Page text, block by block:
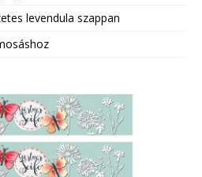
levendula szappan